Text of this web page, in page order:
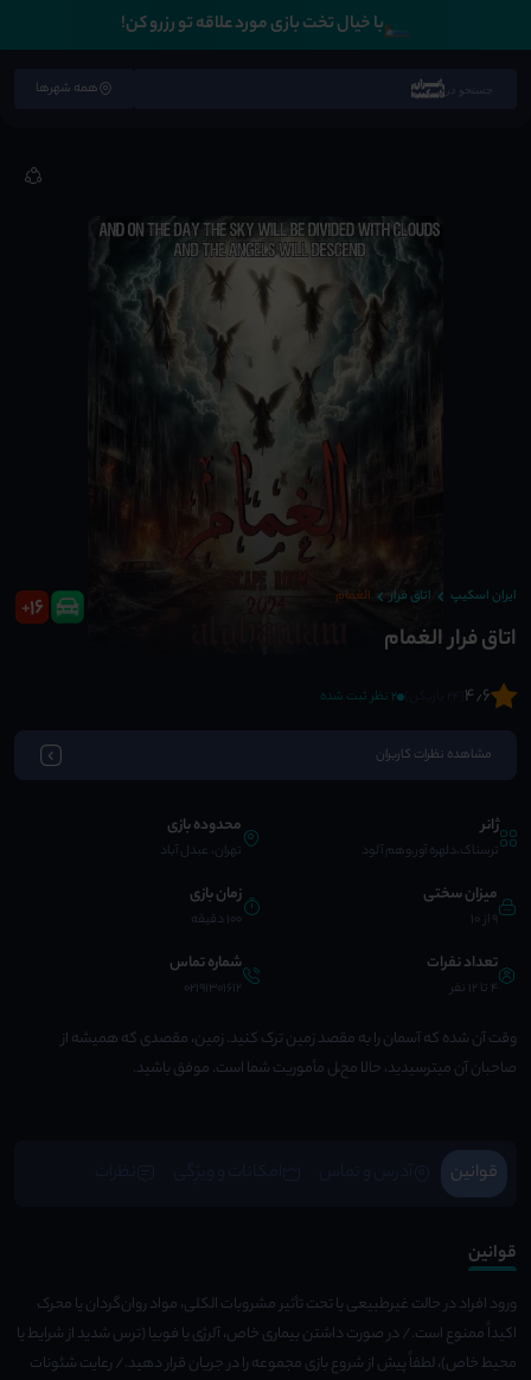
🛏️با خیال تخت بازی مورد علاقه تو رزرو کن!
همه شهرها
ایران اسکیپ اتاق فرار الغمام
اتاق فرار الغمام
16
+
4٫6 2 نظر ثبت شده
مشاهده نظرات کاربران
ژانر
ترسناک،دلهره آور،وهم آلود
محدوده بازی
تهران، عبدل آباد
میزان سختی
9 از 10
زمان بازی
100 دقیقه
تعداد نفرات
4 تا 12 نفر
شماره تماس
02191301612
وقت آن شده که آسمان را به مقصد زمین ترک کنید. زمین، مقصدی که همیشه از
صاحبان آن میترسیدید، حالا مح ّل مأموریت شما است. موفق باشید.
قوانین
قوانین
ورود افراد در حالت غیرطبیعی یا تحت تأثیر مشروبات الکلی، مواد روان‌گردان یا محرک
اکیداً ممنوع است./ در صورت داشتن بیماری خاص، آلرژی یا فوبیا (ترس شدید از شرایط یا
محیط خاص)، لطفاً پیش از شروع بازی مجموعه را در جریان قرار دهید./ رعایت شئونات